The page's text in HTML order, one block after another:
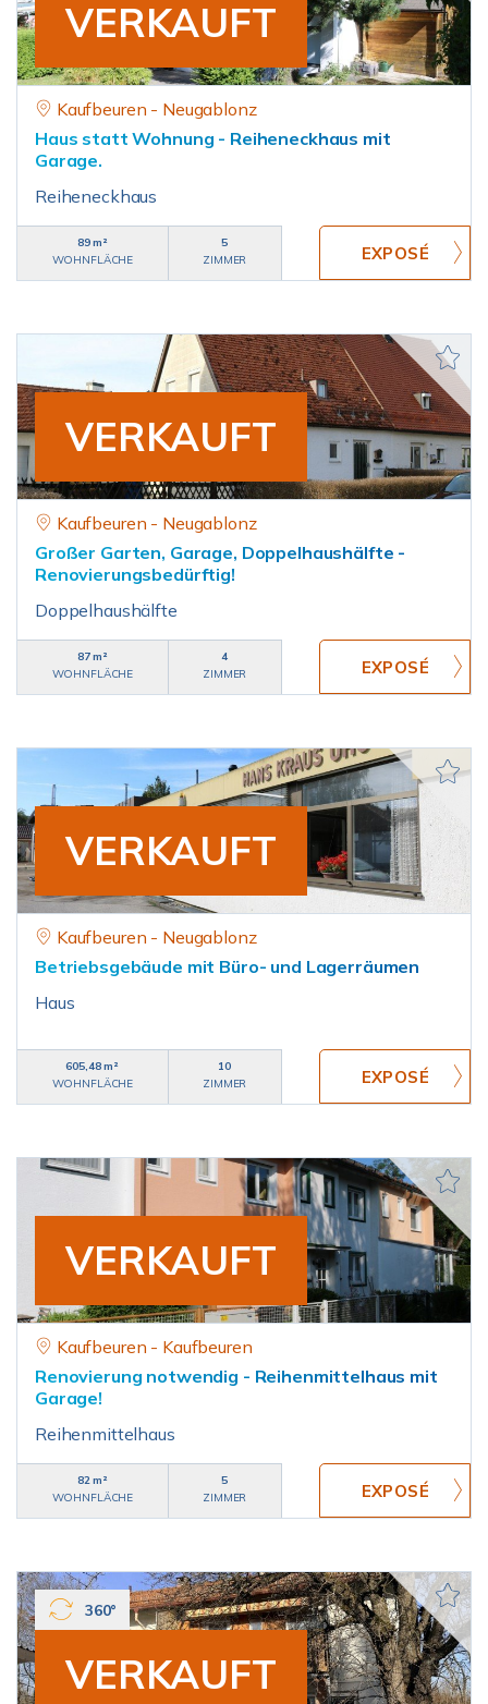
VERKAUFT
Kaufbeuren - Neugablonz
Haus statt Wohnung - Reiheneckhaus mit
Garage.
Reiheneckhaus
89 m²
WOHNFLÄCHE
5
ZIMMER
VERKAUFT
Kaufbeuren - Neugablonz
Großer Garten, Garage, Doppelhaushälfte -
Renovierungsbedürftig!
Doppelhaushälfte
87 m²
WOHNFLÄCHE
4
ZIMMER
VERKAUFT
Kaufbeuren - Neugablonz
Betriebsgebäude mit Büro- und Lagerräumen
Haus
605,48 m²
WOHNFLÄCHE
10
ZIMMER
VERKAUFT
Kaufbeuren - Kaufbeuren
Renovierung notwendig - Reihenmittelhaus mit
Garage!
Reihenmittelhaus
82 m²
WOHNFLÄCHE
5
ZIMMER
VERKAUFT
360°